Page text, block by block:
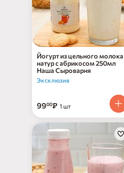
Йогурт из цельного молока
натур с абрикосом 250мл
Наша Сыроварня
Эксклюзив
9900₽ 1 шт